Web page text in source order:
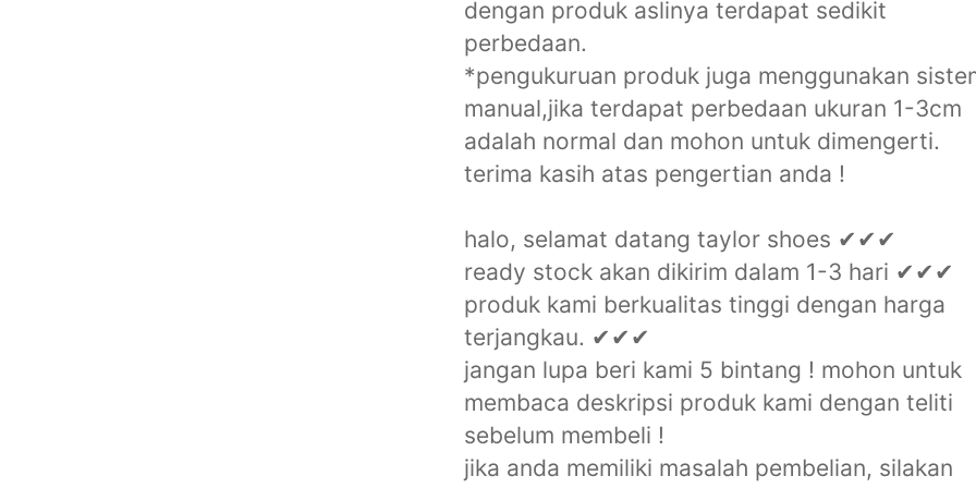
dengan produk aslinya terdapat sedikit
perbedaan.
*pengukuruan produk juga menggunakan
manual,jika terdapat perbedaan ukuran 1-3cm
adalah normal dan mohon untuk dimengerti.
terima kasih atas pengertian anda !
halo, selamat datang taylor shoes ✔✔✔
ready stock akan dikirim dalam 1-3 hari ✔✔✔
produk kami berkualitas tinggi dengan harga
terjangkau. ✔✔✔
jangan lupa beri kami 5 bintang ! mohon untuk
membaca deskripsi produk kami dengan teliti
sebelum membeli !
jika anda memiliki masalah pembelian, silakan